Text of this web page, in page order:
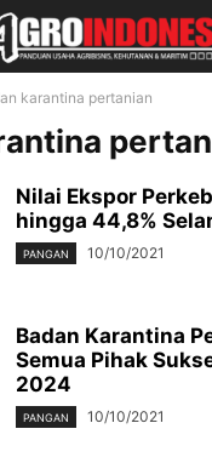
karantina pertanian
Nilai Ekspor
hingga 44,8%
PANGAN 10/10/2021
Badan Karantina
Semua Pihak
2024
PANGAN 10/10/2021